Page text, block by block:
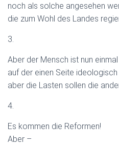
noch als solche angesehen
die zum Wohl des Landes
3.
Aber der Mensch ist nun
auf der einen Seite
aber die Lasten sollen die
4.
Es kommen die Reformen!
Aber –